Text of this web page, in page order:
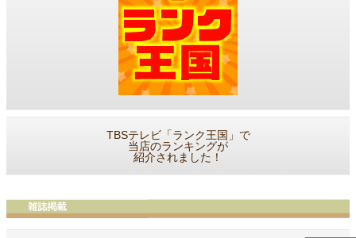
TBSテレビ「ランク王国」で
当店のランキングが
紹介されました！